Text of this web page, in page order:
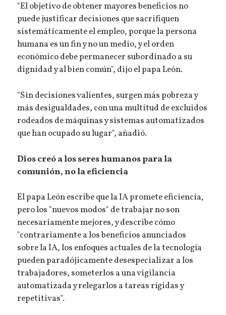
"El objetivo de obtener mayores beneficios no
puede justificar decisiones que sacrifiquen
sistemáticamente el empleo, porque la persona
humana es un fin y no un medio, y el orden
económico debe permanecer subordinado a su
dignidad y al bien común", dijo el papa León.
"Sin decisiones valientes, surgen más pobreza y
más desigualdades, con una multitud de excluidos
rodeados de máquinas y sistemas automatizados
que han ocupado su lugar", añadió.
Dios creó a los seres humanos para la
comunión, no la eficiencia
El papa León escribe que la IA promete eficiencia,
pero los "nuevos modos" de trabajar no son
necesariamente mejores, y describe cómo
"contrariamente a los beneficios anunciados
sobre la IA, los enfoques actuales de la tecnología
pueden paradójicamente desespecializar a los
trabajadores, someterlos a una vigilancia
automatizada y relegarlos a tareas rígidas y
repetitivas".